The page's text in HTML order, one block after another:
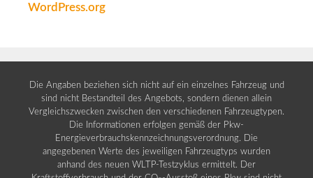
WordPress.org
Die Angaben beziehen sich nicht auf ein einzelnes Fahrzeug und
sind nicht Bestandteil des Angebots, sondern dienen allein
Vergleichszwecken zwischen den verschiedenen Fahrzeugtypen.
Die Informationen erfolgen gemäß der Pkw-
Energieverbrauchskennzeichnungsverordnung. Die
angegebenen Werte des jeweiligen Fahrzeugtyps wurden
anhand des neuen WLTP-Testzyklus ermittelt. Der